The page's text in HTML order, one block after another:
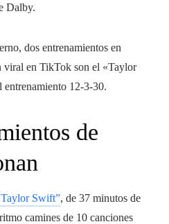
Dalby.
dos entrenamientos en
viral en TikTok son el «Taylor
12-3-30.
de
Taylor Swift”, de 37 minutos de
camines de 10 canciones